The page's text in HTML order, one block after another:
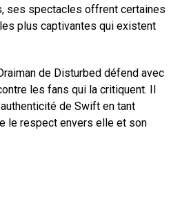
ses spectacles offrent certaines
plus captivantes qui existent
de Disturbed défend avec
les fans qui la critiquent. Il
de Swift en tant
le respect envers elle et son